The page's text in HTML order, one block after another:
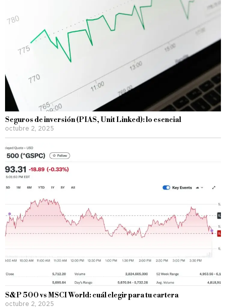
Seguros de inversión (PIAS, Unit Linked): lo esencial
octubre 2, 2025
S&P 500 vs MSCI World: cuál elegir para tu cartera
octubre 2, 2025